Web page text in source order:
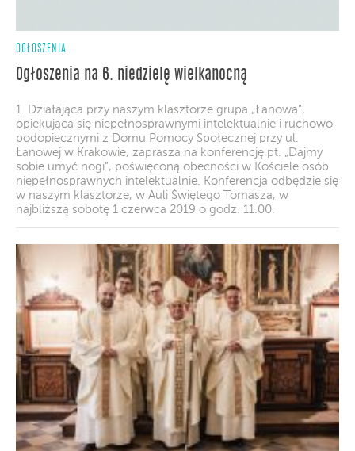
OGŁOSZENIA
Ogłoszenia na 6. niedzielę wielkanocną
1. Działająca przy naszym klasztorze grupa „Łanowa”,
opiekująca się niepełnosprawnymi intelektualnie i ruchowo
podopiecznymi z Domu Pomocy Społecznej przy ul.
Łanowej w Krakowie, zaprasza na konferencję pt. „Dajmy
sobie umyć nogi”, poświęconą obecności w Kościele osób
niepełnosprawnych intelektualnie. Konferencja odbędzie się
w naszym klasztorze, w Auli Świętego Tomasza, w
najbliższą sobotę 1 czerwca 2019 o godz. 11.00.